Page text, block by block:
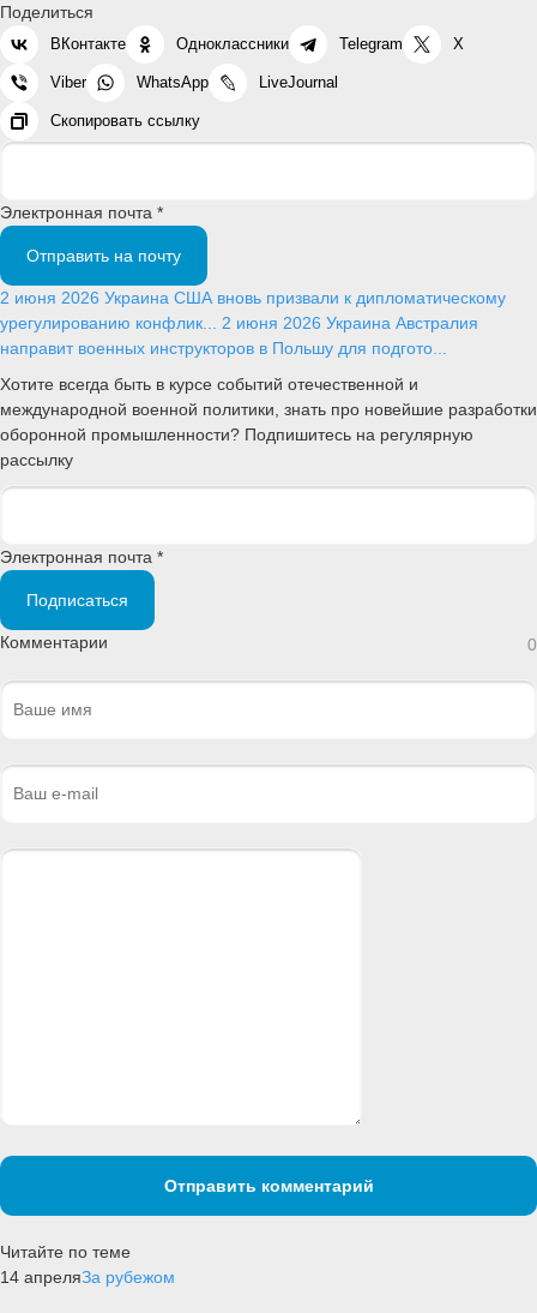
Поделиться
ВКонтакте Одноклассники Telegram X
Viber WhatsApp LiveJournal
Скопировать ссылку
Электронная почта *
Отправить на почту
2 июня 2026 Украина США вновь призвали к дипломатическому
урегулированию конфлик... 2 июня 2026 Украина Австралия
направит военных инструкторов в Польшу для подгото...
Хотите всегда быть в курсе событий отечественной и
международной военной политики, знать про новейшие разработки
оборонной промышленности? Подпишитесь на регулярную
рассылку
Электронная почта *
Подписаться
Комментарии 0
Отправить комментарий
Читайте по теме
14 апреляЗа рубежом